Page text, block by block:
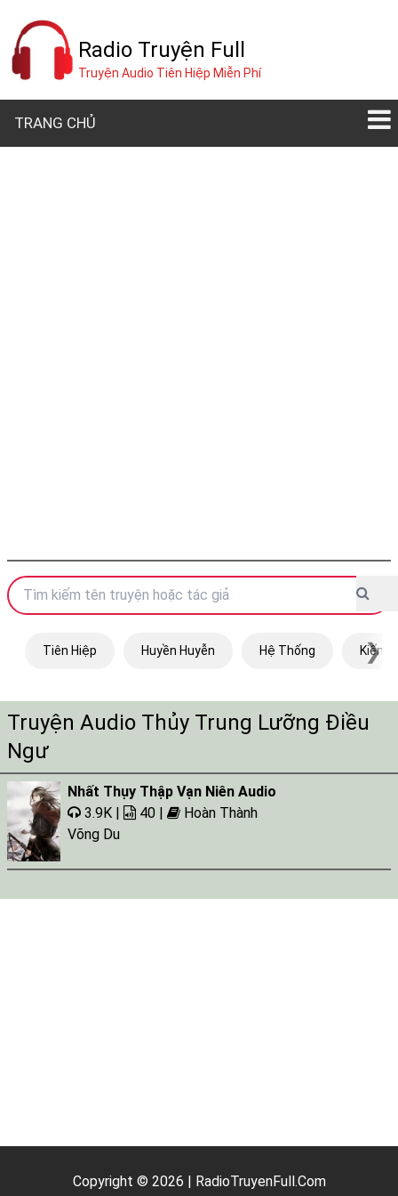
Radio Truyện Full
Truyện Audio Tiên Hiệp Miễn Phí
TRANG CHỦ
Tiên Hiệp Huyền Huyễn Hệ Thống Kiếm
❯
Truyện Audio Thủy Trung Lưỡng Điều
Ngư
Nhất Thụy Thập Vạn Niên Audio
3.9K |
40 |
Hoàn Thành
Võng Du
Copyright © 2026 | RadioTruyenFull.Com